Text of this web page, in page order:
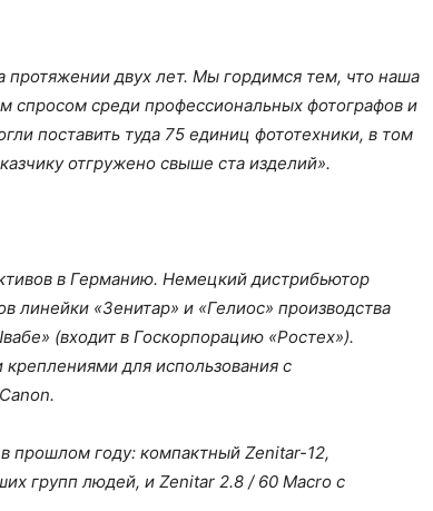
двух лет. Мы гордимся тем, что наша
спросом среди профессиональных фотографов и
поставить туда 75 единиц фототехники, в том
отгружено свыше ста изделий».
в Германию. Немецкий дистрибьютор
линейки «Зенитар» и «Гелиос» производства
(входит в Госкорпорацию «Ростех»).
для использования с
году: компактный Zenitar-12,
групп людей, и Zenitar 2.8 / 60 Macro с